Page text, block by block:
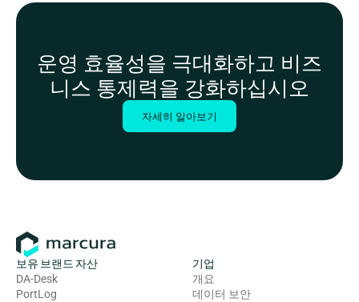
운영 효율성을 극대화하고 비즈
니스 통제력을 강화하십시오
자세히 알아보기
보유 브랜드 자산
DA-Desk
PortLog
기업
개요
데이터 보안